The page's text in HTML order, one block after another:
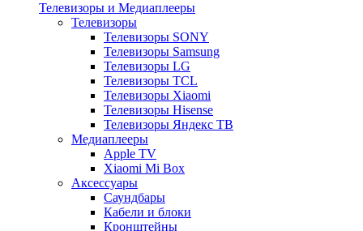
Телевизоры и Медиаплееры
Телевизоры
Телевизоры SONY
Телевизоры Samsung
Телевизоры LG
Телевизоры TCL
Телевизоры Xiaomi
Телевизоры Hisense
Телевизоры Яндекс ТВ
Медиаплееры
Apple TV
Xiaomi Mi Box
Аксессуары
Саундбары
Кабели и блоки
Кронштейны